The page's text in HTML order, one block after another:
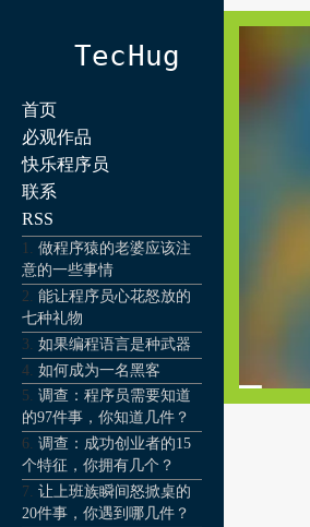
TecHug
首页
必观作品
快乐程序员
联系
RSS
做程序猿的老婆应该注
意的一些事情
能让程序员心花怒放的
七种礼物
如果编程语言是种武器
如何成为一名黑客
调查：程序员需要知道
的97件事，你知道几件？
调查：成功创业者的15
个特征，你拥有几个？
让上班族瞬间怒掀桌的
20件事，你遇到哪几件？